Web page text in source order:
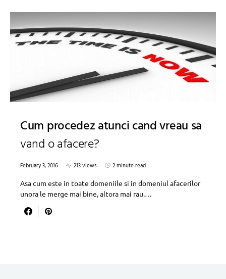
Cum procedez atunci cand vreau sa
vand o afacere?
February 3, 2016 213 views
2 minute read
Asa cum este in toate domeniile si in domeniul afacerilor
unora le merge mai bine, altora mai rau.…